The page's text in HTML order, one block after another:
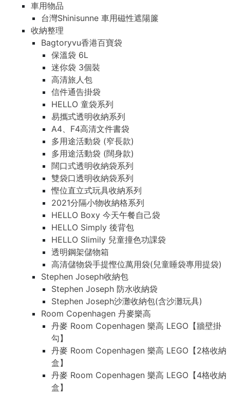
車用物品
台灣Shinisunne 車用磁性遮陽簾
收納整理
Bagtoryvu香港百寶袋
保溫袋 6L
迷你袋 3個裝
高清旅人包
信件通告掛袋
HELLO 童袋系列
易攜式透明收納系列
A4、F4高清文件書袋
多用途活動袋 (窄長款)
多用途活動袋 (闊身款)
闊口式透明收納袋系列
雙袋口透明收納袋系列
慳位直立式玩具收納系列
2021分隔小物收納格系列
HELLO Boxy 今天午餐自己袋
HELLO Simply 後背包
HELLO Slimily 兒童撞色功課袋
透明鋼架儲物箱
高清儲物袋手提慳位萬用袋(兒童睡袋專用提袋)
Stephen Joseph收納包
Stephen Joseph 防水收納袋
Stephen Joseph沙灘收納包(含沙灘玩具)
Room Copenhagen 丹麥樂高
丹麥 Room Copenhagen 樂高 LEGO【牆壁掛
勾】
丹麥 Room Copenhagen 樂高 LEGO【2格收納
盒】
丹麥 Room Copenhagen 樂高 LEGO【4格收納
盒】